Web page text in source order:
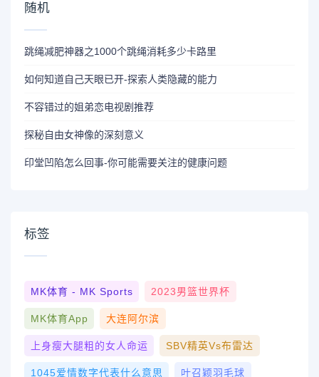
随机
跳绳减肥神器之1000个跳绳消耗多少卡路里
如何知道自己天眼已开-探索人类隐藏的能力
不容错过的姐弟恋电视剧推荐
探秘自由女神像的深刻意义
印堂凹陷怎么回事-你可能需要关注的健康问题
标签
MK体育 - MK Sports 2023男篮世界杯
MK体育App 大连阿尔滨
上身瘦大腿粗的女人命运 SBV精英vs布雷达
1045爱情数字代表什么意思 叶召颖羽毛球